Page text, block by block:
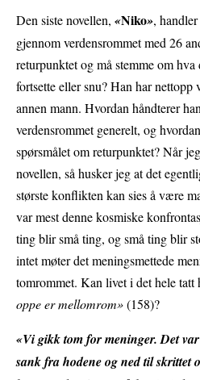
Den siste novellen, «Niko»,
gjennom verdensrommet med 26
returpunktet og må stemme om
fortsette eller snu? Han har
annen mann. Hvordan håndterer
verdensrommet generelt, og
spørsmålet om returpunktet? Når
novellen, så husker jeg at det
største konflikten kan sies å være
var mest denne kosmiske
ting blir små ting, og små ting blir
intet møter det meningsmettede
tomrommet. Kan livet i det hele tatt
oppe er mellomrom»(158)?
«Vi gikk tom for meninger. Det
sank fra hodene og ned til skrittet